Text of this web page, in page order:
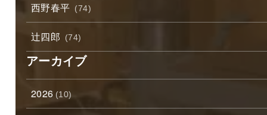
西野春平 (74)
辻四郎 (74)
アーカイブ
2026 (10)